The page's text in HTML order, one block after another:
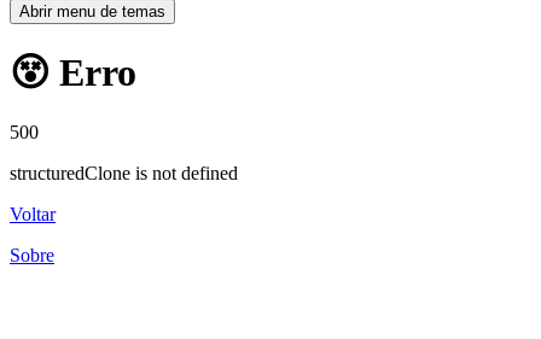
Abrir menu de temas
😵 Erro
500
structuredClone is not defined
Voltar
Sobre